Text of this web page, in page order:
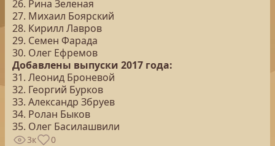
26. Рина Зеленая
27. Михаил Боярский
28. Кирилл Лавров
29. Семен Фарада
30. Олег Ефремов
Добавлены выпуски 2017 года:
31. Леонид Броневой
32. Георгий Бурков
33. Александр Збруев
34. Ролан Быков
35. Олег Басилашвили
3к 0